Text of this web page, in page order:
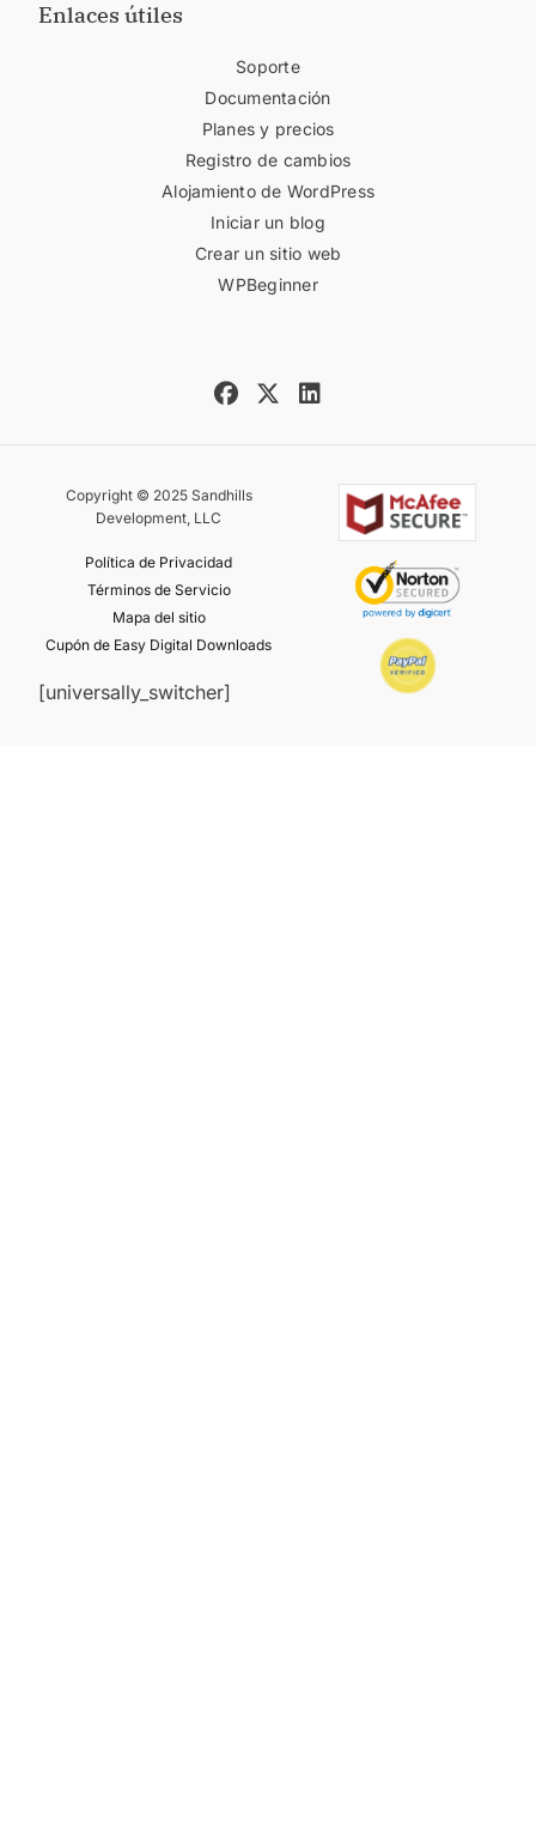
Enlaces útiles
Soporte
Documentación
Planes y precios
Registro de cambios
Alojamiento de WordPress
Iniciar un blog
Crear un sitio web
WPBeginner
Copyright © 2025 Sandhills
Development, LLC
Política de Privacidad
Términos de Servicio
Mapa del sitio
Cupón de Easy Digital Downloads
[universally_switcher]